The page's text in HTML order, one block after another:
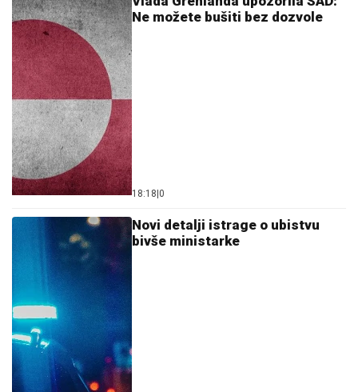
Ne možete bušiti bez dozvole
18:18 0
Novi detalji istrage o ubistvu
bivše ministarke